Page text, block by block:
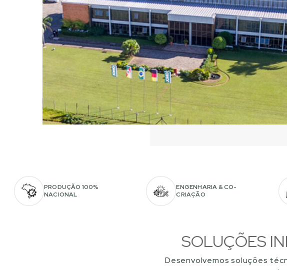
PRODUÇÃO 100%
NACIONAL
ENGENHARIA & CO-
CRIAÇÃO
SOLUÇÕES
Desenvolvemos soluções